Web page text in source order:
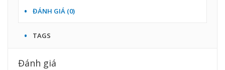
ĐÁNH GIÁ (0)
TAGS
Đánh giá